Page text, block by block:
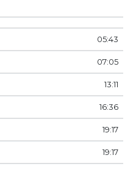
05:43
07:05
13:11
16:36
19:17
19:17